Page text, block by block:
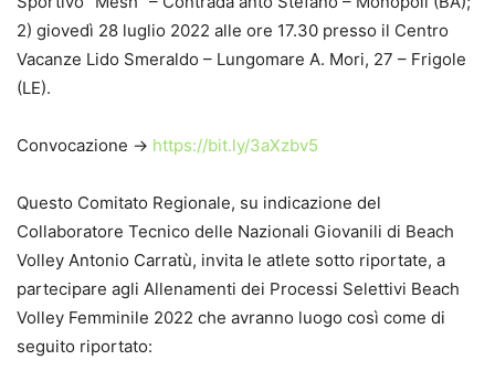
2) giovedì 28 luglio 2022 alle ore 17.30 presso il Centro
Vacanze Lido Smeraldo – Lungomare A. Mori, 27 – Frigole
(LE).
Convocazione -> https://bit.ly/3aXzbv5
Questo Comitato Regionale, su indicazione del
Collaboratore Tecnico delle Nazionali Giovanili di Beach
Volley Antonio Carratù, invita le atlete sotto riportate, a
partecipare agli Allenamenti dei Processi Selettivi Beach
Volley Femminile 2022 che avranno luogo così come di
seguito riportato: